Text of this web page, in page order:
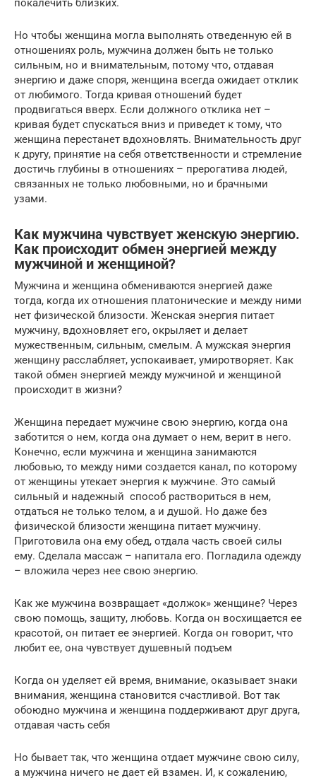
покалечить близких.
Но чтобы женщина могла выполнять отведенную ей в
отношениях роль, мужчина должен быть не только
сильным, но и внимательным, потому что, отдавая
энергию и даже споря, женщина всегда ожидает отклик
от любимого. Тогда кривая отношений будет
продвигаться вверх. Если должного отклика нет –
кривая будет спускаться вниз и приведет к тому, что
женщина перестанет вдохновлять. Внимательность друг
к другу, принятие на себя ответственности и стремление
достичь глубины в отношениях – прерогатива людей,
связанных не только любовными, но и брачными
узами.
Как мужчина чувствует женскую энергию.
Как происходит обмен энергией между
мужчиной и женщиной?
Мужчина и женщина обмениваются энергией даже
тогда, когда их отношения платонические и между ними
нет физической близости. Женская энергия питает
мужчину, вдохновляет его, окрыляет и делает
мужественным, сильным, смелым. А мужская энергия
женщину расслабляет, успокаивает, умиротворяет. Как
такой обмен энергией между мужчиной и женщиной
происходит в жизни?
Женщина передает мужчине свою энергию, когда она
заботится о нем, когда она думает о нем, верит в него.
Конечно, если мужчина и женщина занимаются
любовью, то между ними создается канал, по которому
от женщины утекает энергия к мужчине. Это самый
сильный и надежный способ раствориться в нем,
отдаться не только телом, а и душой. Но даже без
физической близости женщина питает мужчину.
Приготовила она ему обед, отдала часть своей силы
ему. Сделала массаж – напитала его. Погладила одежду
– вложила через нее свою энергию.
Как же мужчина возвращает «должок» женщине? Через
свою помощь, защиту, любовь. Когда он восхищается ее
красотой, он питает ее энергией. Когда он говорит, что
любит ее, она чувствует душевный подъем
Когда он уделяет ей время, внимание, оказывает знаки
внимания, женщина становится счастливой. Вот так
обоюдно мужчина и женщина поддерживают друг друга,
отдавая часть себя
Но бывает так, что женщина отдает мужчине свою силу,
а мужчина ничего не дает ей взамен. И, к сожалению,